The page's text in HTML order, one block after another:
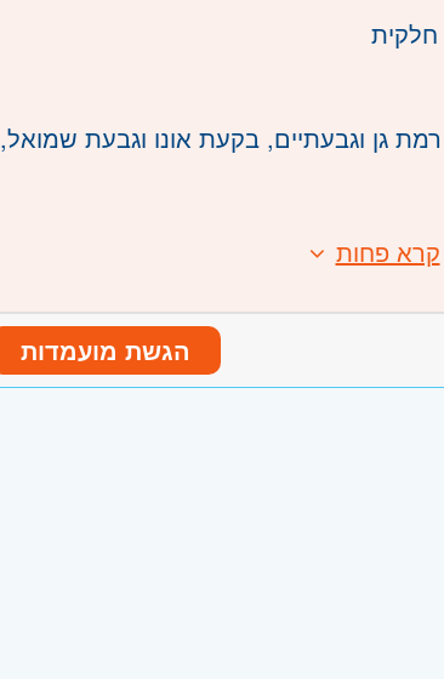
גן וגבעתיים, בקעת אונו וגבעת שמואל,
קרא פחות
הגשת מועמדות